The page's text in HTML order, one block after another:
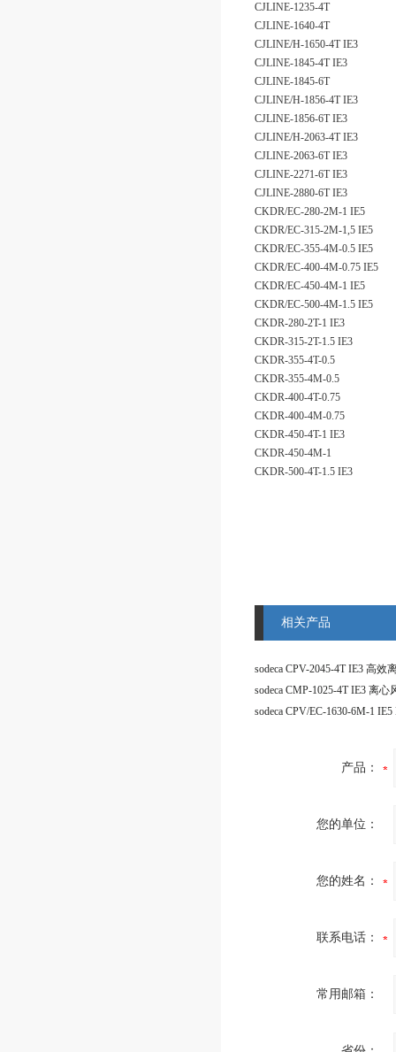
CJLINE-1235-4T
CJLINE-1640-4T
CJLINE/H-1650-4T IE3
CJLINE-1845-4T IE3
CJLINE-1845-6T
CJLINE/H-1856-4T IE3
CJLINE-1856-6T IE3
CJLINE/H-2063-4T IE3
CJLINE-2063-6T IE3
CJLINE-2271-6T IE3
CJLINE-2880-6T IE3
CKDR/EC-280-2M-1 IE5
CKDR/EC-315-2M-1,5 IE5
CKDR/EC-355-4M-0.5 IE5
CKDR/EC-400-4M-0.75 IE5
CKDR/EC-450-4M-1 IE5
CKDR/EC-500-4M-1.5 IE5
CKDR-280-2T-1 IE3
CKDR-315-2T-1.5 IE3
CKDR-355-4T-0.5
CKDR-355-4M-0.5
CKDR-400-4T-0.75
CKDR-400-4M-0.75
CKDR-450-4T-1 IE3
CKDR-450-4M-1
CKDR-500-4T-1.5 IE3
相关产品
sodeca CPV-2045-4T IE3 高效
sodeca CMP-1025-4T IE3 离心
产品：
您的单位：
您的姓名：
联系电话：
常用邮箱：